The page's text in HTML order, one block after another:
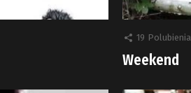
19 Polubienia
Weekend